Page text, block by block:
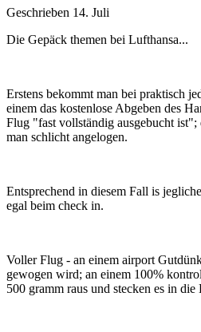
Geschrieben 14. Juli
Die Gepäck themen bei Lufthansa...
Erstens bekommt man bei praktisch
einem das kostenlose Abgeben des
Flug "fast vollständig ausgebucht
man schlicht angelogen.
Entsprechend in diesem Fall is
egal beim check in.
Voller Flug - an einem airport
gewogen wird; an einem 100%
500 gramm raus und stecken es in die